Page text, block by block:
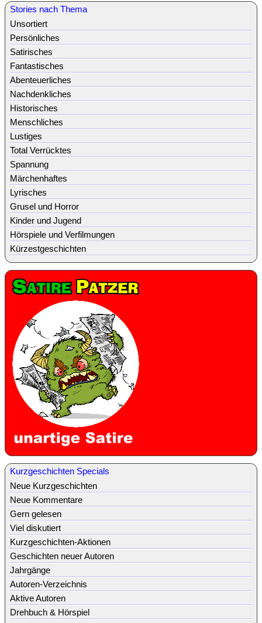
Stories nach Thema
Unsortiert
Persönliches
Satirisches
Fantastisches
Abenteuerliches
Nachdenkliches
Historisches
Menschliches
Lustiges
Total Verrücktes
Spannung
Märchenhaftes
Lyrisches
Grusel und Horror
Kinder und Jugend
Hörspiele und Verfilmungen
Kürzestgeschichten
Kurzgeschichten Specials
Neue Kurzgeschichten
Neue Kommentare
Gern gelesen
Viel diskutiert
Kurzgeschichten-Aktionen
Geschichten neuer Autoren
Jahrgänge
Autoren-Verzeichnis
Aktive Autoren
Drehbuch & Hörspiel